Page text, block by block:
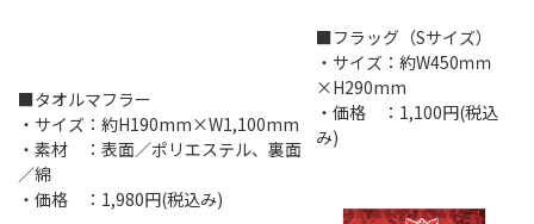
■タオルマフラー
・サイズ：約H190mm×W1,100mm
・素材 ：表面／ポリエステル、裏面
／綿
・価格 ：1,980円(税込み)
■フラッグ（Sサイズ）
・サイズ：約W450ｍｍ
×H290mm
・価格 ：1,100円(税込
み)